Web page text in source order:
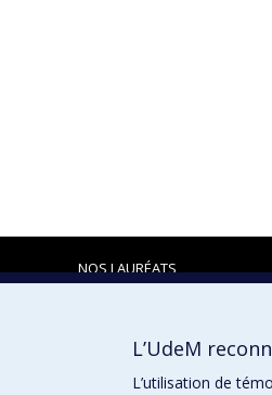
NOS LAURÉATS
Prix et distinctions
L’UdeM
L’utilisation de